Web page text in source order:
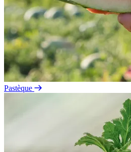
Pastèque